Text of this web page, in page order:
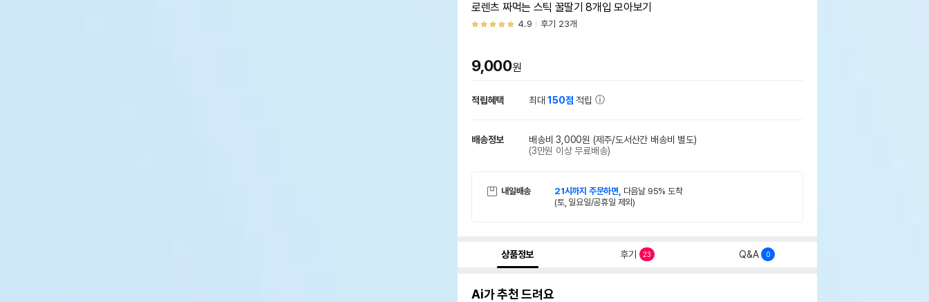
로렌츠 짜먹는 스틱 꿀딸기 8개입 모아보기
4.9 후기 23개
9,000원
적립혜택 최대150점 적립
배송정보 배송비 3,000원 (제주/도서산간 배송비 별도)
(3만원 이상 무료배송)
내일배송 21시까지 주문하면, 다음날 95% 도착
(토, 일요일/공휴일 제외)
상품정보 후기 23 Q&A 0
Ai가 추천 드려요